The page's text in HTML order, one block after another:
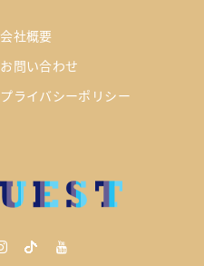
会社概要
お問い合わせ
プライバシーポリシー